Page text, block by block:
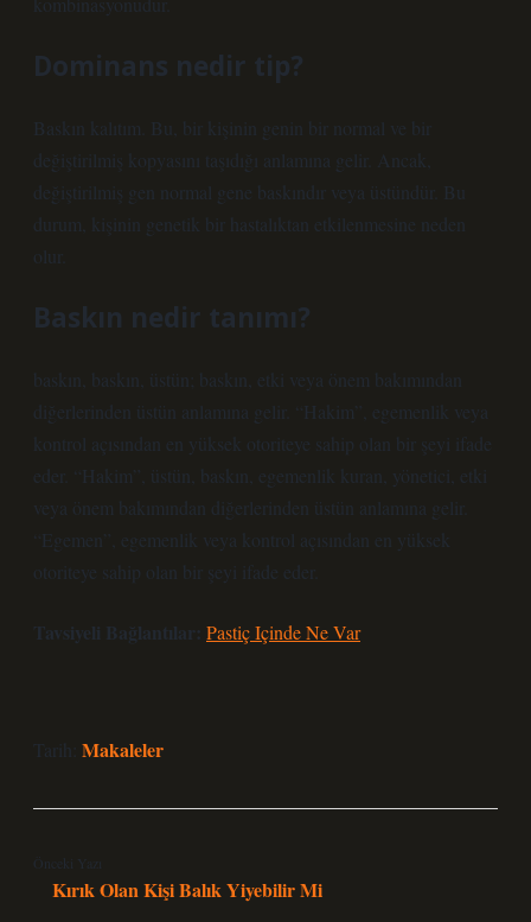
Dominans nedir tip?
Baskın kalıtım. Bu, bir kişinin genin bir normal ve bir
değiştirilmiş kopyasını taşıdığı anlamına gelir. Ancak,
değiştirilmiş gen normal gene baskındır veya üstündür. Bu
durum, kişinin genetik bir hastalıktan etkilenmesine neden
olur.
Baskın nedir tanımı?
baskın, baskın, üstün; baskın, etki veya önem bakımından
diğerlerinden üstün anlamına gelir. “Hakim”, egemenlik veya
kontrol açısından en yüksek otoriteye sahip olan bir şeyi ifade
eder. “Hakim”, üstün, baskın, egemenlik kuran, yönetici, etki
veya önem bakımından diğerlerinden üstün anlamına gelir.
“Egemen”, egemenlik veya kontrol açısından en yüksek
otoriteye sahip olan bir şeyi ifade eder.
Tavsiyeli Bağlantılar: Pastiç Içinde Ne Var
Tarih: Makaleler
Önceki Yazı
Kırık Olan Kişi Balık Yiyebilir Mi